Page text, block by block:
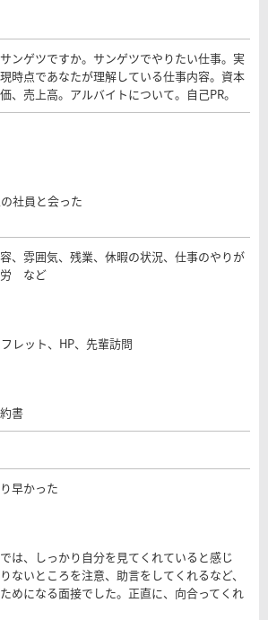
ンゲツですか。サンゲツでやりたい仕事。実
時点であなたが理解している仕事内容。資本
、売上高。アルバイトについて。自己PR。
社員と会った
、雰囲気、残業、休暇の状況、仕事のやりが
労 など
レット、HP、先輩訪問
書
早かった
は、しっかり自分を見てくれていると感じ
ないところを注意、助言をしてくれるなど、
めになる面接でした。正直に、向合ってくれ